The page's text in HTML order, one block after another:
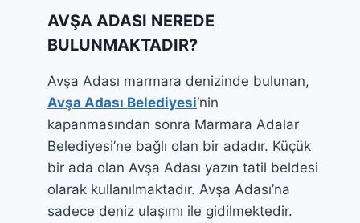
AVŞA ADASI NEREDE
BULUNMAKTADIR?
Avşa Adası marmara denizinde bulunan,
Avşa Adası Belediyesi‘nin
kapanmasından sonra Marmara Adalar
Belediyesi’ne bağlı olan bir adadır. Küçük
bir ada olan Avşa Adası yazın tatil beldesi
olarak kullanılmaktadır. Avşa Adası’na
sadece deniz ulaşımı ile gidilmektedir.